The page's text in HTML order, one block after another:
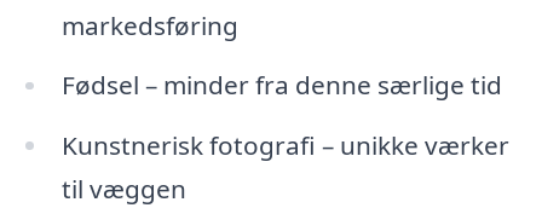
markedsføring
Fødsel – minder fra denne særlige tid
Kunstnerisk fotografi – unikke værker
til væggen